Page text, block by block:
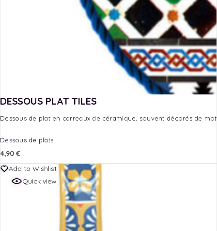
DESSOUS PLAT TILES
Dessous de plat en carreaux de céramique, souvent décorés de
Dessous de plats
4,90 €
Add to Wishlist
Quick view